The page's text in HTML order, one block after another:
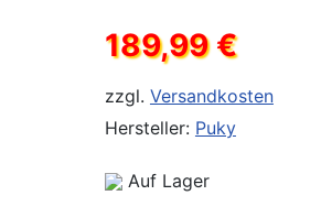
189,99 €
zzgl. Versandkosten
Hersteller: Puky
Auf Lager